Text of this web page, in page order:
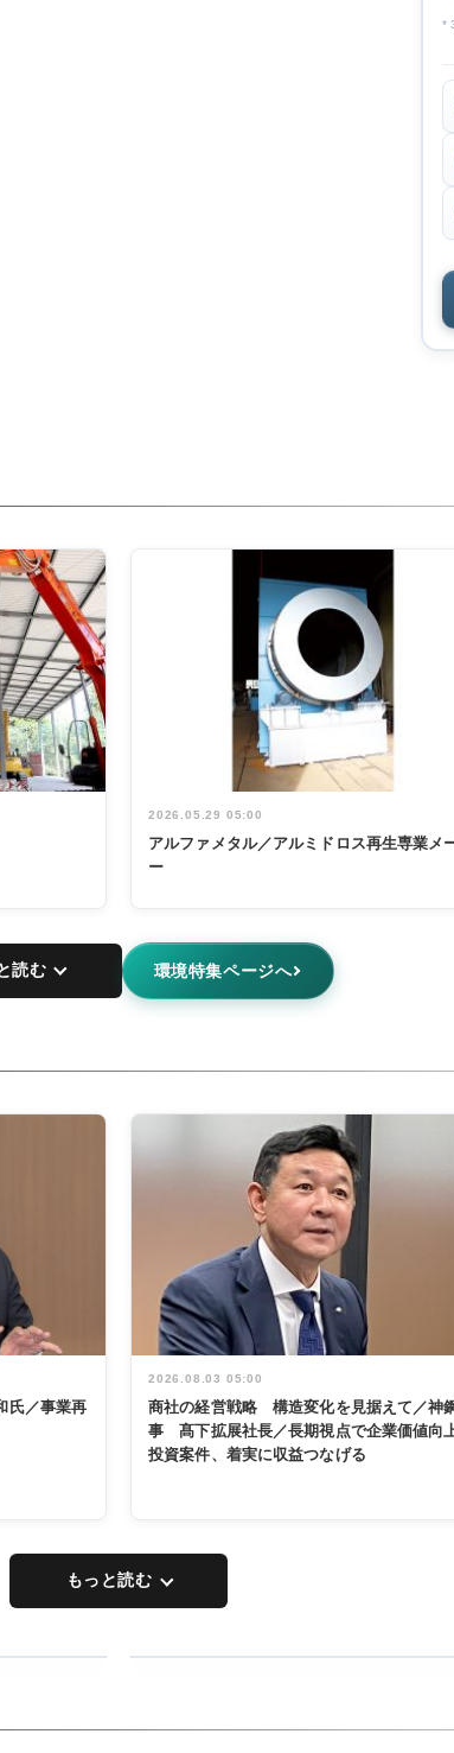
*
2026.05.29 05:00
アルファメタル／アルミドロス再生専業メ
ー
読む 環境特集ページへ
氏／事業再
2026.08.03 05:00
商社の経営戦略 構造変化を見据えて／神
事 髙下拡展社長／長期視点で企業価値向
投資案件、着実に収益つなげる
もっと読む